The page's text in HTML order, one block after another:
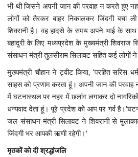
भी थी जिसने अपनी जान की परवाह न करते हुए
लोगों को तैरकर बाहर निकालकर जिंदगी बचा
शिवरानी है। वह हादसे के समय अपने भाई के साथ
बहादुरी के लिए मध्यप्रदेश के मुख्यमंत्री
संसाधन मंत्री तुलसीराम सिलावट सहित कई लोगों
मुख्यमंत्री चौहान ने ट्वीट किया, 'परहित सरिस
साहस को प्रणाम करता हूं। अपनी जान की परवाह
में घटनास्थल पर नहर में छलांग लगाकर दो
धन्यवाद देता हूं। पूरे प्रदेश को आप पर गर्व
जल संसाधन मंत्री सिलावट ने शिवरानी से
जिंदगी भर आपकी ऋणी रहेगी।’
मृतकों को दी श्रद्धांजलि